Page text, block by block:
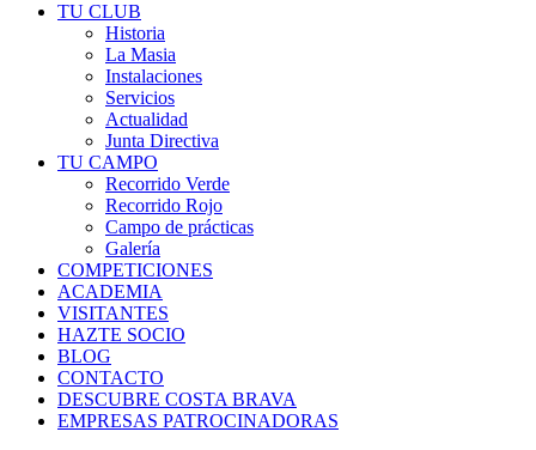
TU CLUB
Historia
La Masia
Instalaciones
Servicios
Actualidad
Junta Directiva
TU CAMPO
Recorrido Verde
Recorrido Rojo
Campo de prácticas
Galería
COMPETICIONES
ACADEMIA
VISITANTES
HAZTE SOCIO
BLOG
CONTACTO
DESCUBRE COSTA BRAVA
EMPRESAS PATROCINADORAS